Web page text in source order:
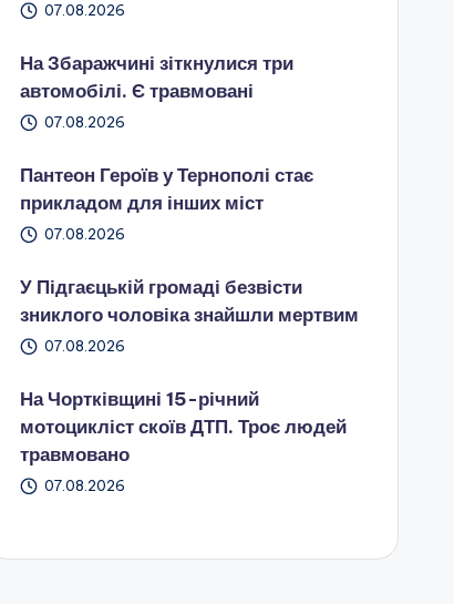
07.08.2026
На Збаражчині зіткнулися три
автомобілі. Є травмовані
07.08.2026
Пантеон Героїв у Тернополі стає
прикладом для інших міст
07.08.2026
У Підгаєцькій громаді безвісти
зниклого чоловіка знайшли мертвим
07.08.2026
На Чортківщині 15-річний
мотоцикліст скоїв ДТП. Троє людей
травмовано
07.08.2026